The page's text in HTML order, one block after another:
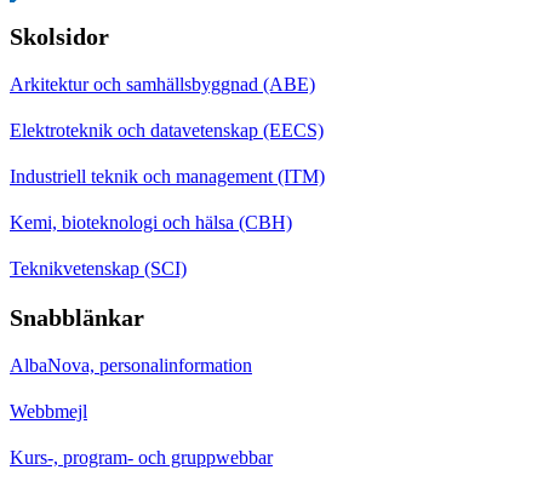
Skolsidor
Arkitektur och samhällsbyggnad (ABE)
Elektroteknik och datavetenskap (EECS)
Industriell teknik och management (ITM)
Kemi, bioteknologi och hälsa (CBH)
Teknikvetenskap (SCI)
Snabblänkar
AlbaNova, personalinformation
Webbmejl
Kurs-, program- och gruppwebbar